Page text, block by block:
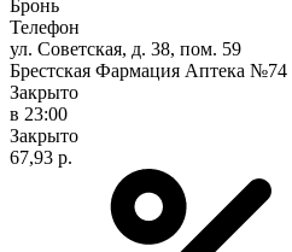
Бронь
Телефон
ул. Советская, д. 38, пом. 59
Брестская Фармация Аптека №74
Закрыто
в 23:00
Закрыто
67,93 р.